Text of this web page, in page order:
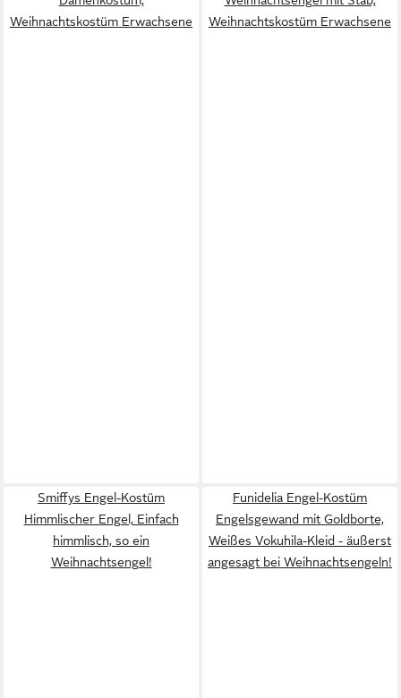
Weihnachtskostüm Erwachsene
Weihnachtskostüm Erwachsene
Smiffys Engel-Kostüm
Himmlischer Engel, Einfach
himmlisch, so ein
Weihnachtsengel!
Funidelia Engel-Kostüm
Engelsgewand mit Goldborte,
Weißes Vokuhila-Kleid - äußerst
angesagt bei Weihnachtsengeln!